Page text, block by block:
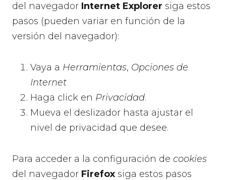
del navegador Internet Explorer siga estos
pasos (pueden variar en función de la
versión del navegador):
Vaya a Herramientas, Opciones de
Internet
Haga click en Privacidad.
Mueva el deslizador hasta ajustar el
nivel de privacidad que desee.
Para acceder a la configuración de cookies
del navegador Firefox siga estos pasos